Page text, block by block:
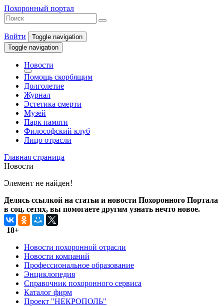
Похоронный портал
Войти
Toggle navigation
Toggle navigation
Новости
Помощь скорбящим
Долголетие
Журнал
Эстетика смерти
Музей
Парк памяти
Философский клуб
Лицо отрасли
Главная страница
Новости
Элемент не найден!
Делясь ссылкой на статьи и новости Похоронного Портала
в соц. сетях, вы помогаете другим узнать нечто новое.
18+
Новости похоронной отрасли
Новости компаний
Профессиональное образование
Энциклопедия
Справочник похоронного сервиса
Каталог фирм
Проект "НЕКРОПОЛЬ"